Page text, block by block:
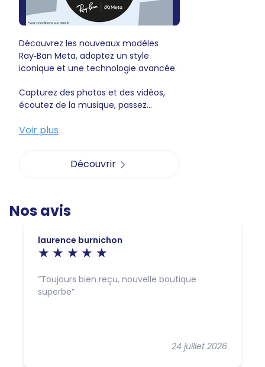
Découvrez les nouveaux modèles
Ray‑Ban Meta, adoptez un style
iconique et une technologie avancée.
Capturez des photos et des vidéos,
écoutez de la musique, passez...
Voir plus
Découvrir
Nos avis
laurence burnichon
24 juillet 2026
Toujours bien reçu, nouvelle boutique
superbe